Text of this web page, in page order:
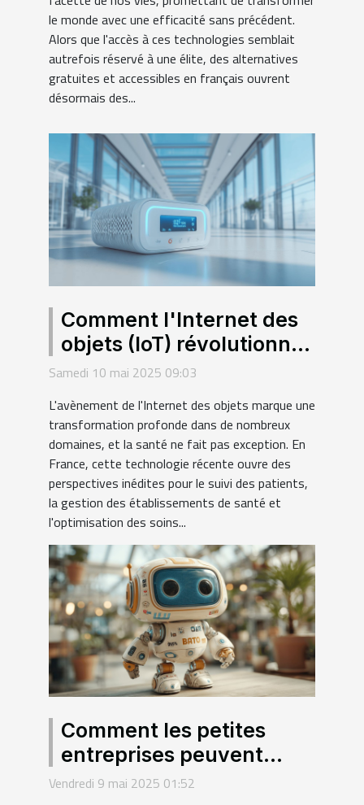
le monde avec une efficacité sans précédent.
Alors que l'accès à ces technologies semblait
autrefois réservé à une élite, des alternatives
gratuites et accessibles en français ouvrent
désormais des...
Comment l'Internet des
objets (IoT) révolutionne
le secteur de la santé en
Samedi 10 mai 2025 09:03
L'avènement de l'Internet des objets marque une
transformation profonde dans de nombreux
domaines, et la santé ne fait pas exception. En
France, cette technologie récente ouvre des
perspectives inédites pour le suivi des patients,
la gestion des établissements de santé et
l'optimisation des soins...
Comment les petites
entreprises peuvent
bénéficier de
Vendredi 9 mai 2025 01:52